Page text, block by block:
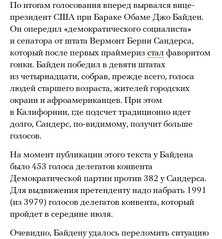
По итогам голосования вперед вырвался вице-
президент США при Бараке Обаме Джо Байден.
Он опередил «демократического социалиста»
и сенатора от штата Вермонт Берни Сандерса,
который после первых праймериз стал фаворитом
гонки. Байден победил в девяти штатах
из четырнадцати, собрав, прежде всего, голоса
людей старшего возраста, жителей городских
окраин и афроамериканцев. При этом
в Калифорнии, где подсчет традиционно идет
долго, Сандерс, по-видимому, получит больше
голосов.
На момент публикации этого текста у Байдена
было 453 голоса делегатов конвента
Демократической партии против 382 у Сандерса.
Для выдвижения претенденту надо набрать 1991
(из 3979) голосов делегатов конвента, который
пройдет в середине июля.
Очевидно, Байдену удалось переломить ситуацию